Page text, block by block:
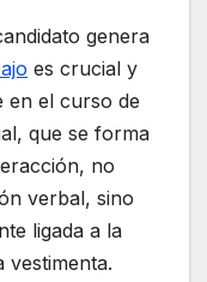
genera
es crucial y
en el curso de
que se forma
no
verbal, sino
ligada a la
vestimenta.